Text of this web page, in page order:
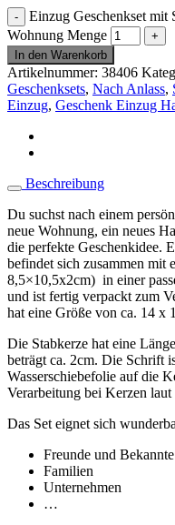
Einzug Geschenkset mit
Wohnung Menge
In den Warenkorb
Artikelnummer: 38406
Geschenksets, Nach Anlass,
Einzug, Geschenk Einzug
Beschreibung
Du suchst nach einem
neue Wohnung, ein neues
die perfekte Geschenkidee.
befindet sich zusammen mit
8,5×10,5x2cm) in einer
und ist fertig verpackt zum
hat eine Größe von ca. 14 x
Die Stabkerze hat eine
beträgt ca. 2cm. Die Schrift
Wasserschiebefolie auf die
Verarbeitung bei Kerzen laut
Das Set eignet sich
Freunde und Bekannte
Familien
Unternehmen
…